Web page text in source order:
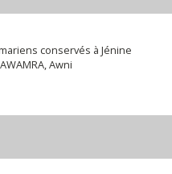
conservés à Jénine
Awni